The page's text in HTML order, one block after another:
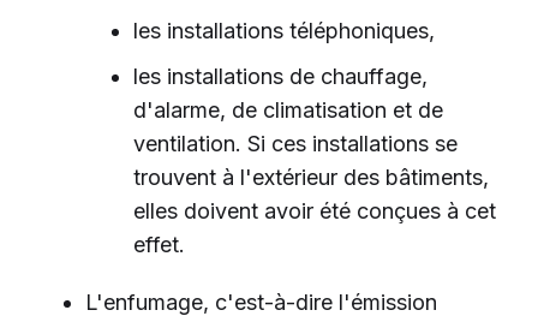
les installations téléphoniques,
les installations de chauffage,
d'alarme, de climatisation et de
ventilation. Si ces installations se
trouvent à l'extérieur des bâtiments,
elles doivent avoir été conçues à cet
effet.
L'enfumage, c'est-à-dire l'émission